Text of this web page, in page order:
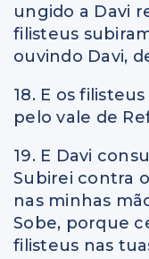
ungido a Davi
filisteus
ouvindo Davi,
18. E os
pelo vale de
19. E Davi
Subirei contra
nas minhas
Sobe, porque
filisteus nas